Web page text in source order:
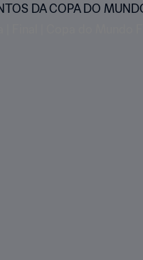
DA COPA DO